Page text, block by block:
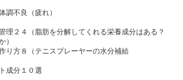
不良（疲れ）
２４（脂肪を分解してくれる栄養成分はある？
）
方８（テニスプレーヤーの水分補給
成分１０選